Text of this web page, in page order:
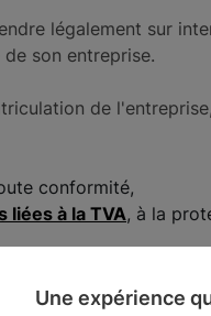
légalement sur
son entreprise.
de
conformité,
liées à la TVA, à la
par ailleurs de
Une expérience